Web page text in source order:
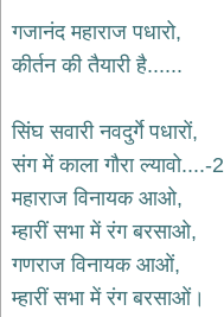
भजन
gurudev
bhajans
भजन
miscellaneous
bhajans
विष्णु
भजन
bhajans
बाबा
गजानंद महाराज पधारो,
कीर्तन की तैयारी है......
सिंघ सवारी नवदुर्गे पधारों,
संग में काला गौरा ल्यावो....-2
महाराज विनायक आओ,
म्हारीं सभा में रंग बरसाओ,
गणराज विनायक आओं,
म्हारीं सभा में रंग बरसाओं।